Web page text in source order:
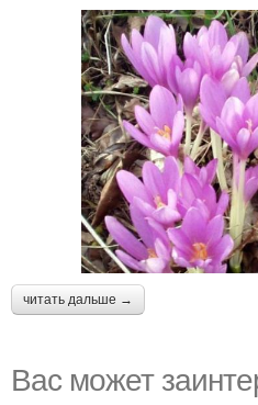
читать дальше →
Вас может